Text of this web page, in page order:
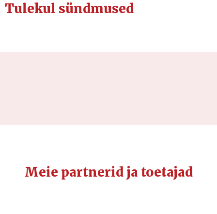
Tulekul sündmused
Meie partnerid ja toetajad